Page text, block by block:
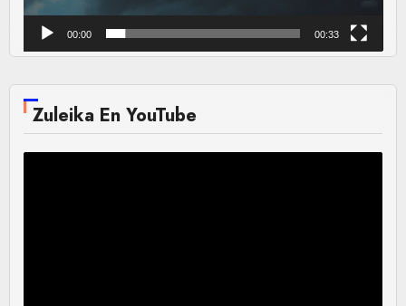
00:00 00:33
Zuleika En YouTube